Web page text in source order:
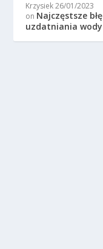
Krzysiek 26/01/2023
on Najczęstsze
uzdatniania